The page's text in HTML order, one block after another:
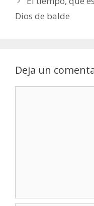
Dios de balde
Deja un